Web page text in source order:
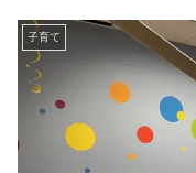
子育て